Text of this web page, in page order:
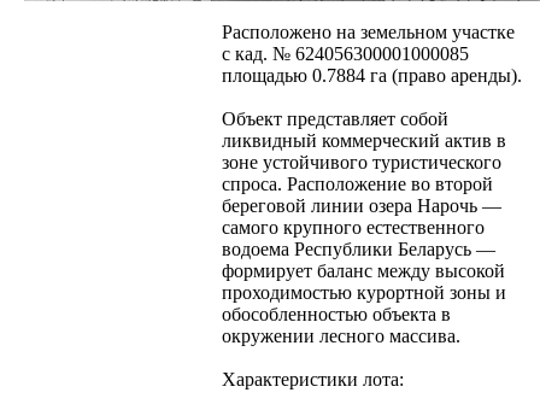
Расположено на земельном участке
с кад. № 624056300001000085
площадью 0.7884 га (право аренды).
Объект представляет собой
ликвидный коммерческий актив в
зоне устойчивого туристического
спроса. Расположение во второй
береговой линии озера Нарочь —
самого крупного естественного
водоема Республики Беларусь —
формирует баланс между высокой
проходимостью курортной зоны и
обособленностью объекта в
окружении лесного массива.
Характеристики лота: